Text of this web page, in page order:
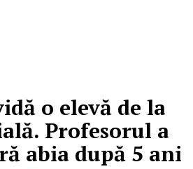
o elevă de la
Profesorul a
abia după 5 ani